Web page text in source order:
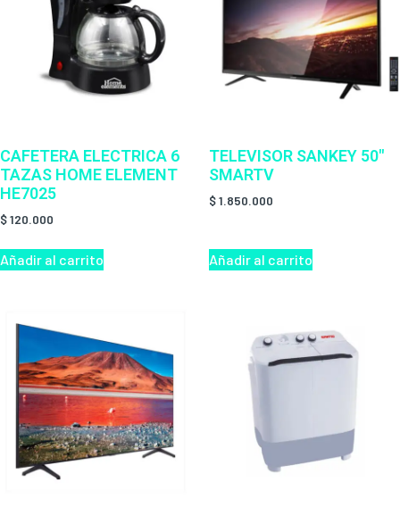
CAFETERA ELECTRICA 6
TAZAS HOME ELEMENT
HE7025
$120.000
Añadir al carrito
TELEVISOR SANKEY 50″
SMARTV
$1.850.000
Añadir al carrito